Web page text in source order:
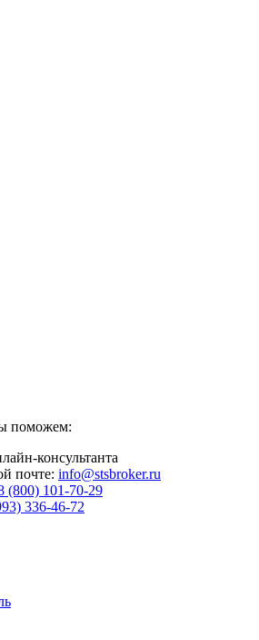
поможем:
консультанта
почте: info@stsbroker.ru
(800) 101-70-29
336-46-72